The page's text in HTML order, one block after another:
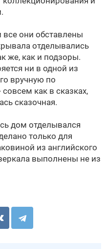
все они обставлены
отделывались
же, как и подзоры.
ни в одной из
вручную по
как в сказках,
сказочная.
дом отделывался
только для
из английского
выполнены не из